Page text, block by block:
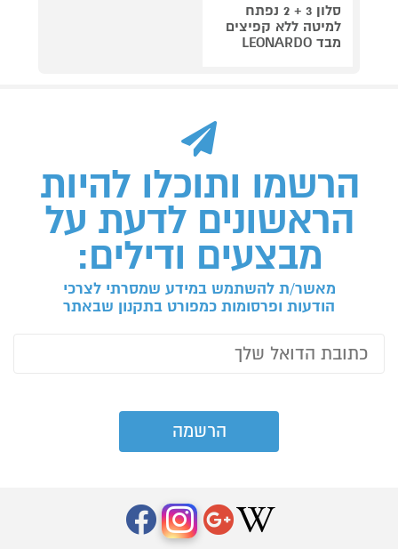
סלון 3 + 2 נפתח
למיטה ללא קפיצים
מבד LEONARDO
הרשמו ותוכלו להיות
הראשונים לדעת על
מבצעים ודילים:
מאשר/ת להשתמש במידע שמסרתי לצרכי
הודעות ופרסומות כמפורט בתקנון שבאתר